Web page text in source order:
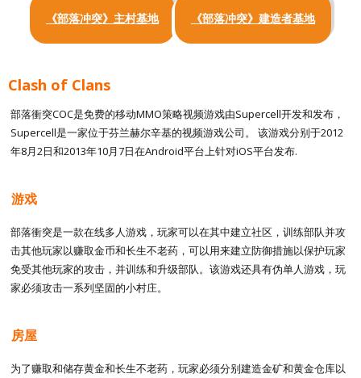
《部落冲突》主村基地 《部落冲突》建造者基地
Clash of Clans
部落衝突COC是免费的移动MMO策略视频游戏由Supercell开发和发布，
Supercell是一家位于芬兰赫尔辛基的视频游戏公司。 该游戏分别于2012
年8月2日和2013年10月7日在Android平台上针对iOS平台发布.
游戏
部落衝突是一款在线多人游戏，玩家可以在其中建立社区，训练部队并攻
击其他玩家以赚取金币和长生不老药，可以用来建立防御措施以保护玩家
免受其他玩家的攻击，并训练和升级部队。该游戏还具有伪单人游戏，玩
家必须攻击一系列坚固的小村庄。
房屋
为了赚取和储存黄金和长生不老药，玩家必须分别建造金矿和黄金仓库以